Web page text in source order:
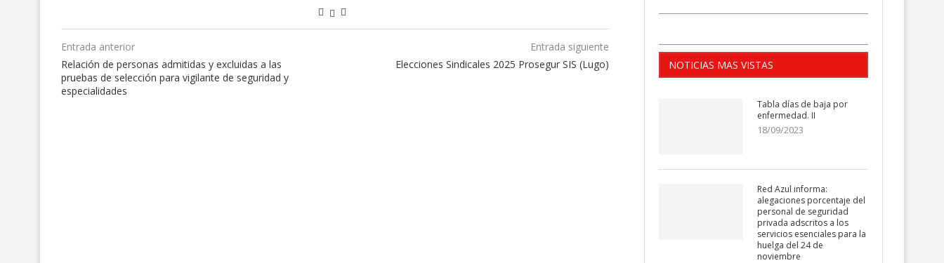
Entrada anterior
Relación de personas admitidas y excluidas a las
pruebas de selección para vigilante de seguridad y
especialidades
Entrada siguiente
Elecciones Sindicales 2025 Prosegur SIS (Lugo)
NOTICIAS MAS VISTAS
Tabla días de baja por
enfermedad. II
18/09/2023
Red Azul informa:
alegaciones porcentaje del
personal de seguridad
privada adscritos a los
servicios esenciales para la
huelga del 24 de
noviembre